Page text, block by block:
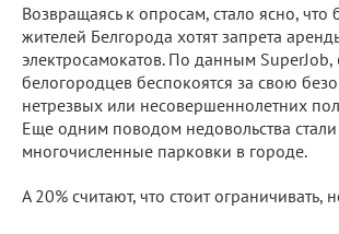
Возвращаясь к опросам, стало ясно, что
жителей Белгорода хотят запрета
электросамокатов. По данным SuperJob,
белогородцев беспокоятся за свою
нетрезвых или несовершеннолетних
Еще одним поводом недовольства стали
многочисленные парковки в городе.
А 20% считают, что стоит ограничивать,